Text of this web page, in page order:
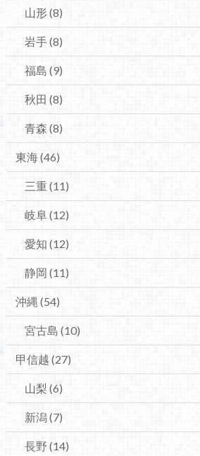
山形(8)
岩手(8)
福島 (9)
秋田 (8)
青森 (8)
東海(46)
三重 (11)
岐阜(12)
愛知 (12)
静岡 (11)
沖縄 (54)
宮古島 (10)
甲信越 (27)
山梨 (6)
新潟(7)
長野 (14)